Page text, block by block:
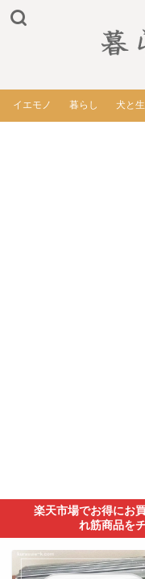
イエモノ 暮らし 犬と
楽天市場でお得にお
れ筋商品を